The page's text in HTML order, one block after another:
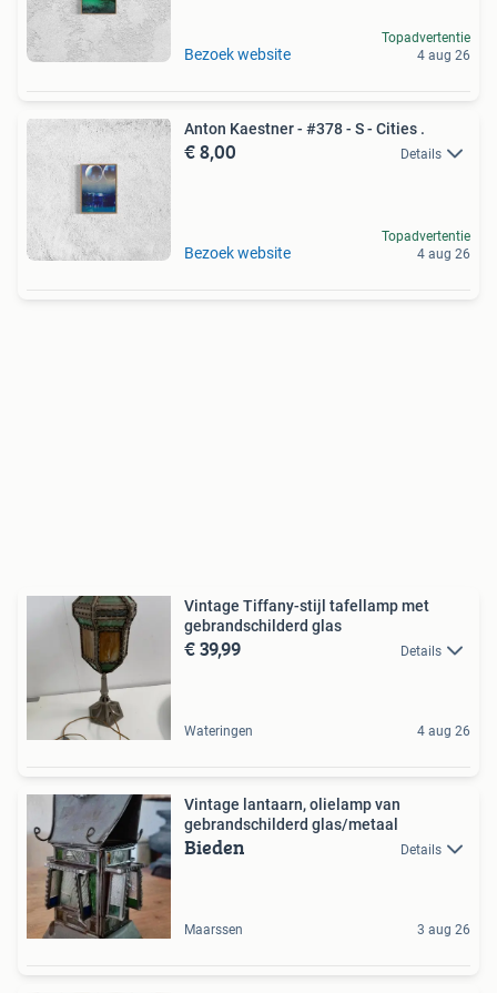
Bezoek website
Topadvertentie
4 aug 26
Anton Kaestner - #378 - S - Cities .
€ 8,00 Details
Bezoek website
Topadvertentie
4 aug 26
Vintage Tiffany-stijl tafellamp met
gebrandschilderd glas
€ 39,99 Details
Wateringen 4 aug 26
Vintage lantaarn, olielamp van
gebrandschilderd glas/metaal
Bieden Details
Maarssen 3 aug 26